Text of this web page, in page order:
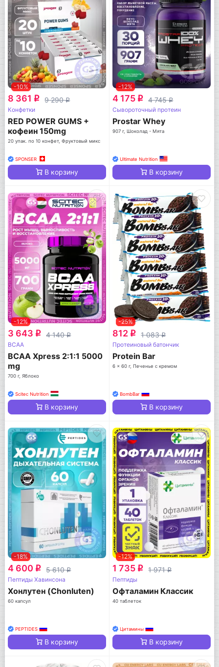
-10%
8 361 q 9 290q
Конфетки
RED POWER GUMS +
кофеин 150mg
20 упак. по 10 конфет, Фруктовый микс
SPONSER
В корзину
-12%
4 175 q 4 745q
Сывороточный протеин
Prostar Whey
907 г, Шоколад - Мята
Ultimate Nutrition
В корзину
-12%
3 643 q 4 140q
BCAA
BCAA Xpress 2:1:1 5000
mg
700 г, Яблоко
Scitec Nutrition
В корзину
-25%
812 q 1 083q
Протеиновый батончик
Protein Bar
6 x 60 г, Печенье с кремом
BombBar
В корзину
-18%
4 600 q 5 610q
Пептиды Хавинсона
Хонлутен (Chonluten)
60 капсул
PEPTIDES
В корзину
-12%
1 735 q 1 971q
Пептиды
Офталамин Классик
40 таблеток
Цитамины
В корзину